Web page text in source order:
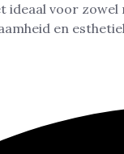
ideaal voor
en